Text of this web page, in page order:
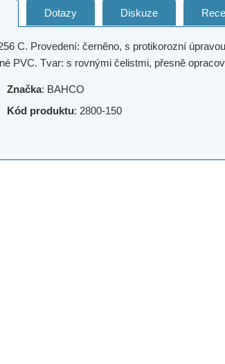
Dotazy Diskuze
C. Provedení: černěno, s protikorozní
PVC. Tvar: s rovnými čelistmi, přesně
Značka: BAHCO
Kód produktu: 2800-150